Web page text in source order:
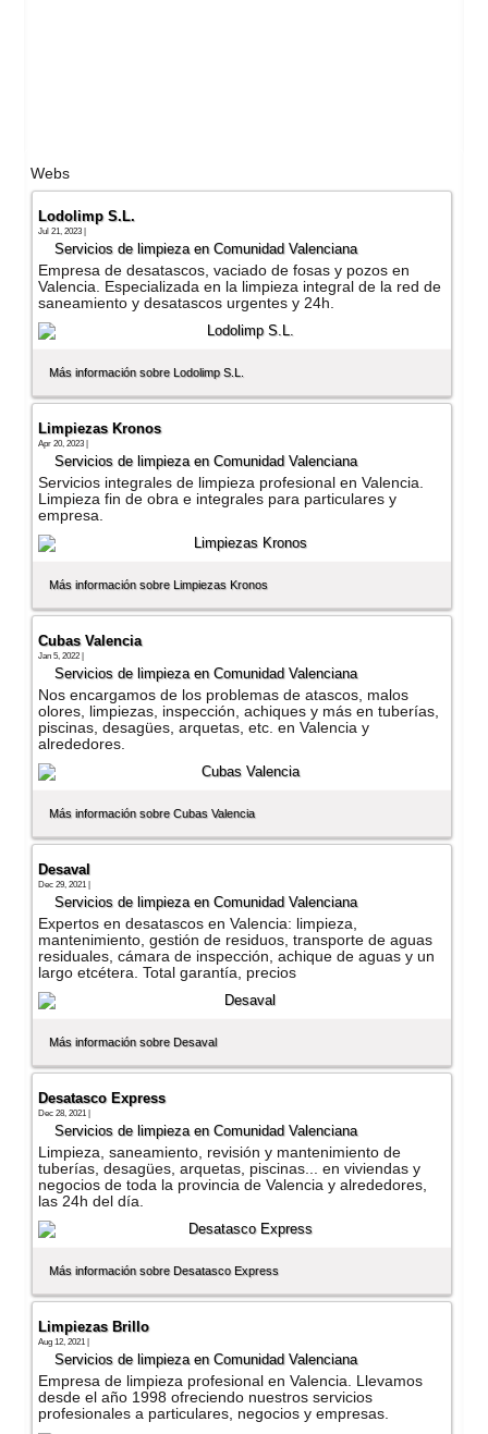
Webs
Lodolimp S.L.
Jul 21, 2023 |
Servicios de limpieza en Comunidad Valenciana
Empresa de desatascos, vaciado de fosas y pozos en
Valencia. Especializada en la limpieza integral de la red de
saneamiento y desatascos urgentes y 24h.
Más información sobre Lodolimp S.L.
Limpiezas Kronos
Apr 20, 2023 |
Servicios de limpieza en Comunidad Valenciana
Servicios integrales de limpieza profesional en Valencia.
Limpieza fin de obra e integrales para particulares y
empresa.
Más información sobre Limpiezas Kronos
Cubas Valencia
Jan 5, 2022 |
Servicios de limpieza en Comunidad Valenciana
Nos encargamos de los problemas de atascos, malos
olores, limpiezas, inspección, achiques y más en tuberí­as,
piscinas, desagües, arquetas, etc. en Valencia y
alrededores.
Más información sobre Cubas Valencia
Desaval
Dec 29, 2021 |
Servicios de limpieza en Comunidad Valenciana
Expertos en desatascos en Valencia: limpieza,
mantenimiento, gestión de residuos, transporte de aguas
residuales, cámara de inspección, achique de aguas y un
largo etcétera. Total garantí­a, precios
Más información sobre Desaval
Desatasco Express
Dec 28, 2021 |
Servicios de limpieza en Comunidad Valenciana
Limpieza, saneamiento, revisión y mantenimiento de
tuberí­as, desagües, arquetas, piscinas... en viviendas y
negocios de toda la provincia de Valencia y alrededores,
las 24h del dí­a.
Más información sobre Desatasco Express
Limpiezas Brillo
Aug 12, 2021 |
Servicios de limpieza en Comunidad Valenciana
Empresa de limpieza profesional en Valencia. Llevamos
desde el año 1998 ofreciendo nuestros servicios
profesionales a particulares, negocios y empresas.